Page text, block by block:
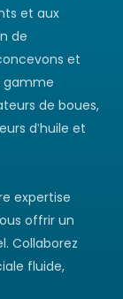
et aux
de
et
gamme
de boues,
d'huile et
expertise
offrir un
Collaborez
fluide,